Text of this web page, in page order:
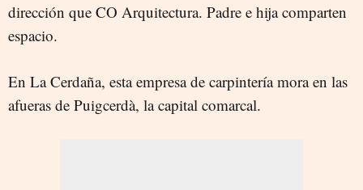
dirección que CO Arquitectura. Padre e hija comparten
espacio.
En La Cerdaña, esta empresa de carpintería mora en las
afueras de Puigcerdà, la capital comarcal.